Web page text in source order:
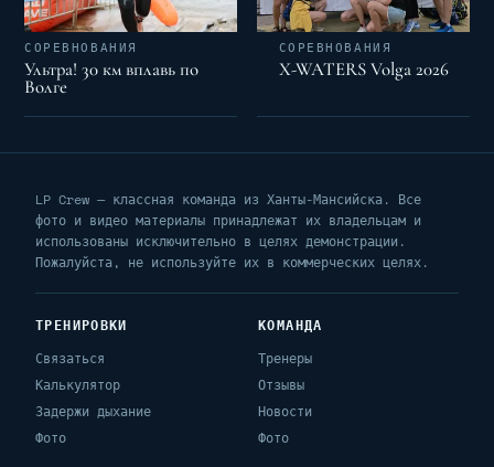
СОРЕВНОВАНИЯ
Ультра! 30 км вплавь по
Волге
СОРЕВНОВАНИЯ
X-WATERS Volga 2026
LP Crew — классная команда из Ханты-Мансийска. Все
фото и видео материалы принадлежат их владельцам и
использованы исключительно в целях демонстрации.
Пожалуйста, не используйте их в коммерческих целях.
ТРЕНИРОВКИ
Связаться
Калькулятор
Задержи дыхание
Фото
КОМАНДА
Тренеры
Отзывы
Новости
Фото